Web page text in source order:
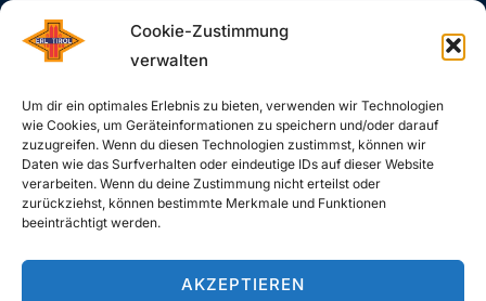
Cookie-Zustimmung
verwalten
Um dir ein optimales Erlebnis zu bieten, verwenden wir Technologien
wie Cookies, um Geräteinformationen zu speichern und/oder darauf
zuzugreifen. Wenn du diesen Technologien zustimmst, können wir
Daten wie das Surfverhalten oder eindeutige IDs auf dieser Website
verarbeiten. Wenn du deine Zustimmung nicht erteilst oder
zurückziehst, können bestimmte Merkmale und Funktionen
beeinträchtigt werden.
AKZEPTIEREN
SUCHE